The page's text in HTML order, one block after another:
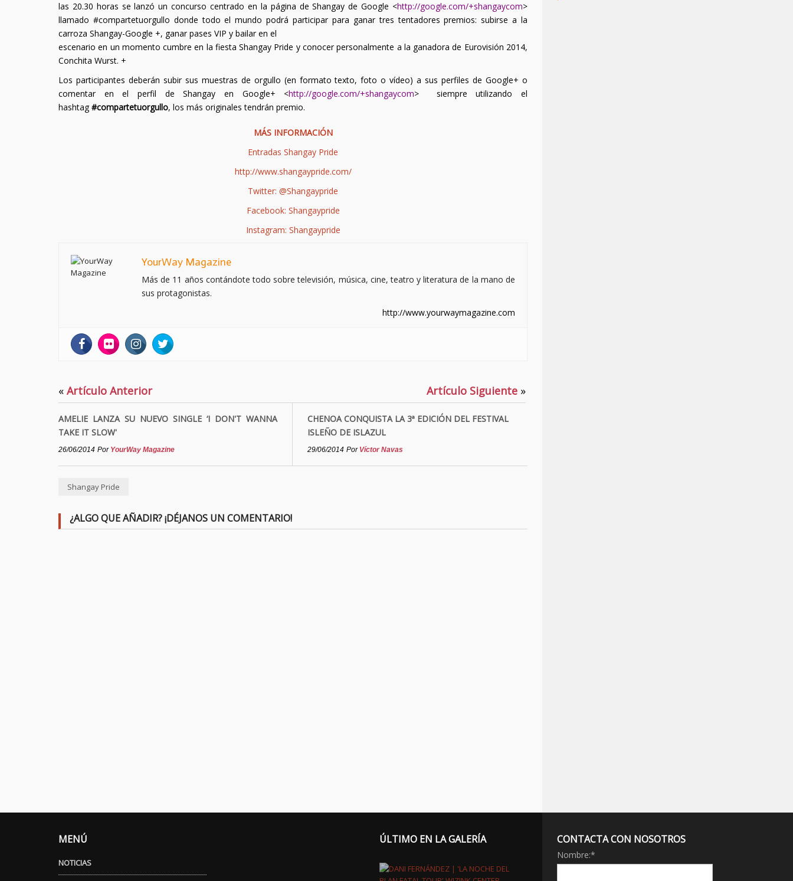
las 20.30 horas se lanzó un concurso centrado en la página de Shangay de Google <http://google.com/+shangaycom>
llamado #compartetuorgullo donde todo el mundo podrá participar para ganar tres tentadores premios: subirse a la
carroza Shangay-Google +, ganar pases VIP y bailar en el
escenario en un momento cumbre en la fiesta Shangay Pride y conocer personalmente a la ganadora de Eurovisión 2014,
Conchita Wurst. +
Los participantes deberán subir sus muestras de orgullo (en formato texto, foto o vídeo) a sus perfiles de Google+ o
comentar en el perfil de Shangay en Google+ <http://google.com/+shangaycom> siempre utilizando el
hashtag#compartetuorgullo, los más originales tendrán premio.
MÁS INFORMACIÓN
Entradas Shangay Pride
http://www.shangaypride.com/
Twitter: @Shangaypride
Facebook: Shangaypride
Instagram: Shangaypride
YourWay Magazine
Más de 11 años contándote todo sobre televisión, música, cine, teatro y literatura de la mano de
sus protagonistas.
http://www.yourwaymagazine.com
« Artículo Anterior
AMELIE LANZA SU NUEVO SINGLE ‘I DON'T WANNA
TAKE IT SLOW'
26/06/2014 Por YourWay Magazine
Artículo Siguiente »
CHENOA CONQUISTA LA 3ª EDICIÓN DEL FESTIVAL
ISLEÑO DE ISLAZUL
29/06/2014 Por Víctor Navas
Shangay Pride
¿ALGO QUE AÑADIR? ¡DÉJANOS UN COMENTARIO!
MENÚ
NOTICIAS
ÚLTIMO EN LA GALERÍA CONTACTA CON NOSOTROS
Nombre:*